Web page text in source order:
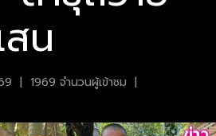
น
| 1969 จำนวนผู้เข้าชม |